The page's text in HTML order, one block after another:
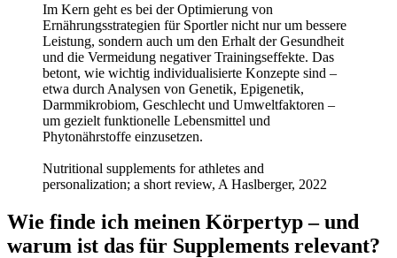
Im Kern geht es bei der Optimierung von
Ernährungsstrategien für Sportler nicht nur um bessere
Leistung, sondern auch um den Erhalt der Gesundheit
und die Vermeidung negativer Trainingseffekte. Das
betont, wie wichtig individualisierte Konzepte sind –
etwa durch Analysen von Genetik, Epigenetik,
Darmmikrobiom, Geschlecht und Umweltfaktoren –
um gezielt funktionelle Lebensmittel und
Phytonährstoffe einzusetzen.
Nutritional supplements for athletes and
personalization; a short review, A Haslberger, 2022
Wie finde ich meinen Körpertyp – und
warum ist das für Supplements relevant?